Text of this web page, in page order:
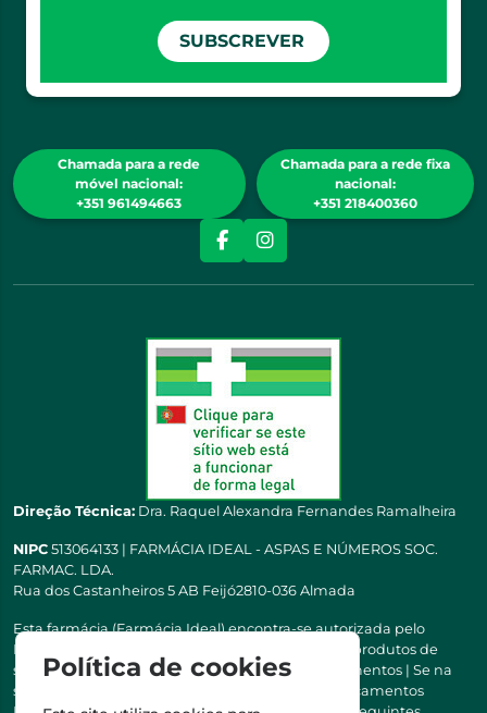
SUBSCREVER
Chamada para a rede
móvel nacional:
+351 961494663
Chamada para a rede fixa
nacional:
+351 218400360
Direção Técnica: Dra. Raquel Alexandra Fernandes Ramalheira
NIPC 513064133 | FARMÁCIA IDEAL - ASPAS E NÚMEROS SOC.
FARMAC. LDA.
Rua dos Castanheiros 5 AB Feijó2810-036 Almada
Esta farmácia (Farmácia Ideal) encontra-se autorizada pelo
INFARMED para a dispensa de medicamentos e produtos de
saúde ao domicílio e através da internet. Medicamentos | Se na
sua receita tiver MSRM, MNSRM, MSRMV ou Medicamentos
Política de cookies